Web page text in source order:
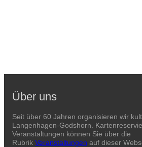
Über uns
Seit über 60 Jahren organisieren wir
Langenhagen-Godshorn.
Veranstaltungen können Sie über die
Rubrik Veranstaltungen auf dieser